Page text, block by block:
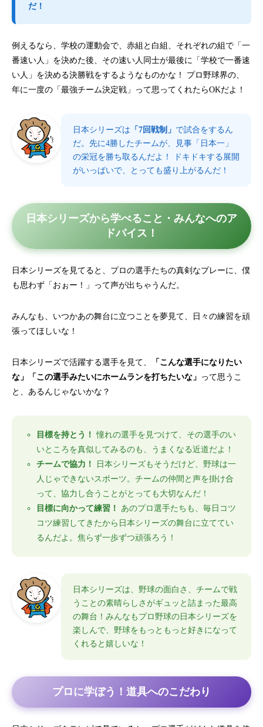
だ！
例えるなら、学校の運動会で、赤組と白組、それぞれの組で「一
番速い人」を決めた後、その速い人同士が最後に「学校で一番速
い人」を決める決勝戦をするようなものかな！ プロ野球界の、
年に一度の「最強チーム決定戦」って思ってくれたらOKだよ！
日本シリーズは 「7回戦制」 で試合をするん
だ。先に4勝したチームが、見事「日本一」
の栄冠を勝ち取るんだよ！ ドキドキする展開
がいっぱいで、とっても盛り上がるんだ！
日本シリーズから学べること・みんなへのア
ドバイス！
日本シリーズを見てると、プロの選手たちの真剣なプレーに、僕
も思わず「おぉー！」って声が出ちゃうんだ。
みんなも、いつかあの舞台に立つことを夢見て、日々の練習を頑
張ってほしいな！
日本シリーズで活躍する選手を見て、
「こんな選手になりたい
な」「この選手みたいにホームランを打ちたいな」 って思うこ
と、あるんじゃないかな？
目標を持とう！ 憧れの選手を見つけて、その選手のい
いところを真似してみるのも、うまくなる近道だよ！
チームで協力！
日本シリーズもそうだけど、野球は一
人じゃできないスポーツ。チームの仲間と声を掛け合
って、協力し合うことがとっても大切なんだ！
目標に向かって練習！
あのプロ選手たちも、毎日コツ
コツ練習してきたから日本シリーズの舞台に立ててい
るんだよ。焦らず一歩ずつ頑張ろう！
日本シリーズは、野球の面白さ、チームで戦
うことの素晴らしさがギュッと詰まった最高
の舞台！みんなもプロ野球の日本シリーズを
楽しんで、野球をもっともっと好きになって
くれると嬉しいな！
プロに学ぼう！道具へのこだわり